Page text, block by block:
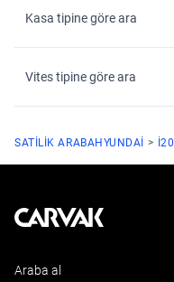
Kasa tipine göre ara
Vites tipine göre ara
SATILIK ARABAHYUNDAI I20
Kavak
Araba al